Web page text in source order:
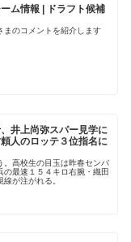
ム情報 | ドラフト候補
まのコメントを紹介します
井上尚弥スパー見学に
人のロッテ３位指名に
。高校生の目玉は昨春センバ
最速１５４キロ右腕・織田
が注がれる。